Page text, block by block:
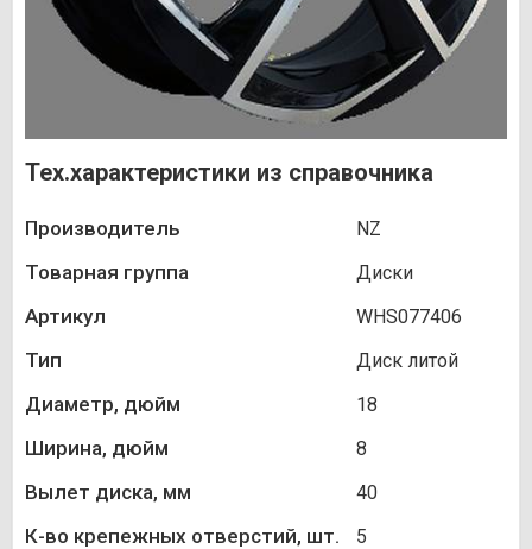
Тех.характеристики из справочника
Производитель NZ
Товарная группа Диски
Артикул WHS077406
Тип Диск литой
Диаметр, дюйм 18
Ширина, дюйм 8
Вылет диска, мм 40
К-во крепежных отверстий, шт. 5